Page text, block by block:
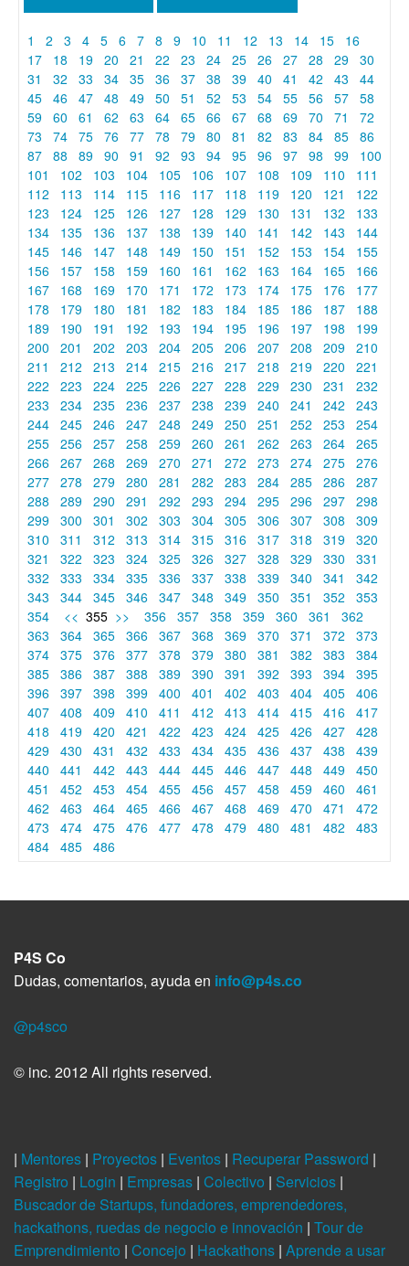
1 2 3 4 5 6 7 8 9 10 11 12 13 14 15
16
17
18 19 20 21 22 23 24 25 26 27 28 29 30
31
32 33 34 35 36 37 38 39 40 41 42 43
44
45 46 47 48 49 50 51 52 53 54 55 56 57 58
59 60 61 62 63 64 65 66 67 68 69 70 71
72
73
74 75 76 77 78 79 80 81 82 83 84 85 86
87 88 89 90 91 92 93 94 95 96 97 98 99
100
101
102 103 104 105 106 107 108 109 110
111
112
113 114 115 116 117 118 119 120 121
122
123
124 125 126 127 128 129 130 131 132
133
134
135 136 137 138 139 140 141 142 143
144
145
146 147 148 149 150 151 152 153 154
155
156
157 158 159 160 161 162 163 164 165
166
167
168 169 170 171 172 173 174 175 176
177
178
179 180 181 182 183 184 185 186 187
188
189
190 191 192 193 194 195 196 197 198
199
200
201 202 203 204 205 206 207 208 209 210
211
212 213 214 215 216 217 218 219 220
221
222
223 224 225 226 227 228 229 230 231
232
233
234 235 236 237 238 239 240 241 242
243
244 245 246 247 248 249 250 251 252 253
254
255 256 257 258 259 260 261 262 263 264 265
266 267 268 269 270 271 272 273 274 275 276
277 278 279 280 281 282 283 284 285 286 287
288
289 290 291 292 293 294 295 296 297 298
299 300 301 302 303 304 305 306 307 308
309
310
311 312 313 314 315 316 317 318 319 320
321
322 323 324 325 326 327 328 329 330
331
332
333 334 335 336 337 338 339 340 341
342
343
344 345 346 347 348 349 350 351 352
353
354
<< 355 >> 356 357 358 359 360 361
362
363
364 365 366 367 368 369 370 371 372
373
374 375 376 377 378 379 380 381 382 383
384
385 386 387 388 389 390 391 392 393 394 395
396 397 398 399 400 401 402 403 404 405 406
407 408 409 410 411 412 413 414 415 416 417
418
419 420 421 422 423 424 425 426 427 428
429 430 431 432 433 434 435 436 437 438
439
440
441 442 443 444 445 446 447 448 449 450
451
452 453 454 455 456 457 458 459 460
461
462
463 464 465 466 467 468 469 470 471
472
473
474 475 476 477 478 479 480 481 482
483
484 485 486
P4S Co
Dudas, comentarios, ayuda en info@p4s.co
@p4sco
© inc. 2012 All rights reserved.
| Mentores | Proyectos | Eventos | Recuperar Password |
Registro | Login | Empresas | Colectivo | Servicios |
Buscador de Startups, fundadores, emprendedores,
hackathons, ruedas de negocio e innovación | Tour de
Emprendimiento | Concejo | Hackathons | Aprende a usar